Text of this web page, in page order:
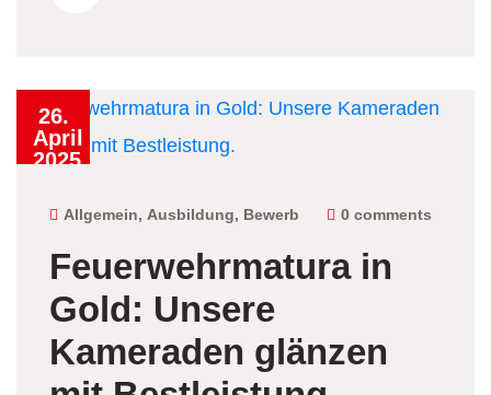
26.
April
2025
Allgemein, Ausbildung, Bewerb 0 comments
Feuerwehrmatura in
Gold: Unsere
Kameraden glänzen